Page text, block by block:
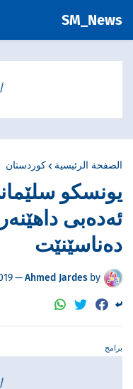
SM_News
الصفحة الرئيسية کوردستان
یونسكو
ئەدەبی
ده‌ناسێنێت
by
Ahmed Jardes
—
10/
برامج